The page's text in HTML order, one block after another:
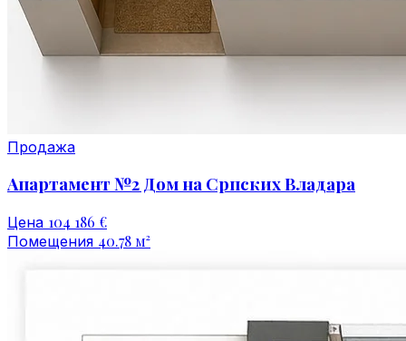
Продажа
Апартамент №2 Дом на Српских Владара
Цена 104 186 €
Помещения 40.78 м²